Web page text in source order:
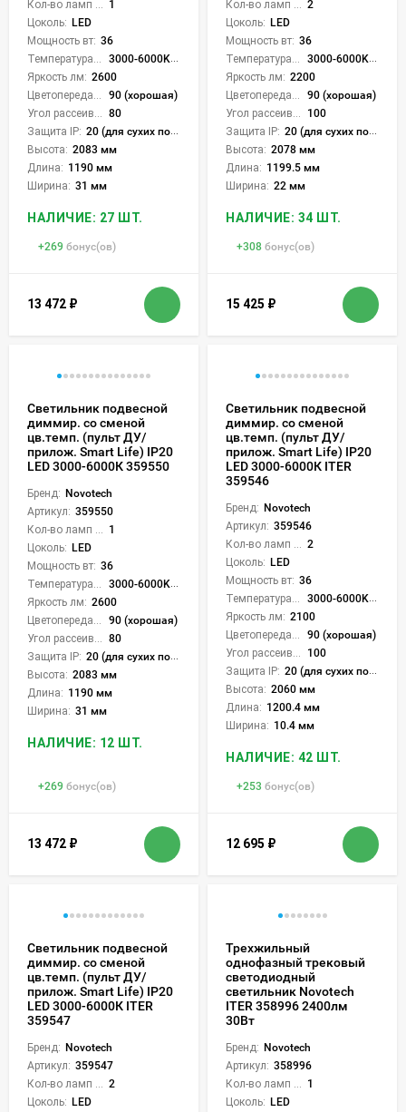
1
Цоколь: LED
Мощность вт: 36
3000-6000K (плавная рег.)
Яркость лм: 2600
90 (хорошая)
80
Защита IP: 20 (для сухих пом.)
Высота: 2083 мм
Длина: 1190 мм
Ширина: 31 мм
НАЛИЧИЕ: 27 ШТ.
+269 бонус(ов)
13 472 ₽
2
Цоколь: LED
Мощность вт: 36
3000-6000K (плавная рег.)
Яркость лм: 2200
90 (хорошая)
100
Защита IP: 20 (для сухих пом.)
Высота: 2078 мм
Длина: 1199.5 мм
Ширина: 22 мм
НАЛИЧИЕ: 34 ШТ.
+308 бонус(ов)
15 425 ₽
Светильник подвесной
диммир. со сменой
цв.темп. (пульт ДУ/
прилож. Smart Life) IP20
LED 3000-6000К 359550
Бренд: Novotech
Артикул: 359550
1
Цоколь: LED
Мощность вт: 36
3000-6000K (плавная рег.)
Яркость лм: 2600
90 (хорошая)
80
Защита IP: 20 (для сухих пом.)
Высота: 2083 мм
Длина: 1190 мм
Ширина: 31 мм
НАЛИЧИЕ: 12 ШТ.
+269 бонус(ов)
13 472 ₽
Светильник подвесной
диммир. со сменой
цв.темп. (пульт ДУ/
прилож. Smart Life) IP20
LED 3000-6000К ITER
359546
Бренд: Novotech
Артикул: 359546
2
Цоколь: LED
Мощность вт: 36
3000-6000K (плавная рег.)
Яркость лм: 2100
90 (хорошая)
100
Защита IP: 20 (для сухих пом.)
Высота: 2060 мм
Длина: 1200.4 мм
Ширина: 10.4 мм
НАЛИЧИЕ: 42 ШТ.
+253 бонус(ов)
12 695 ₽
Светильник подвесной
диммир. со сменой
цв.темп. (пульт ДУ/
прилож. Smart Life) IP20
LED 3000-6000К ITER
359547
Бренд: Novotech
Артикул: 359547
2
Цоколь: LED
Трехжильный
однофазный трековый
светодиодный
светильник Novotech
ITER 358996 2400лм
30Вт
Бренд: Novotech
Артикул: 358996
1
Цоколь: LED